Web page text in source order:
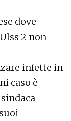
dove
2 non
infette in
caso è